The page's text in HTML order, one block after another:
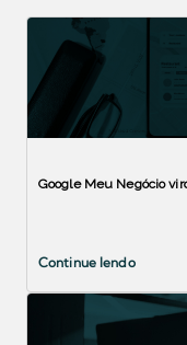
Google Meu Negócio
Continue lendo